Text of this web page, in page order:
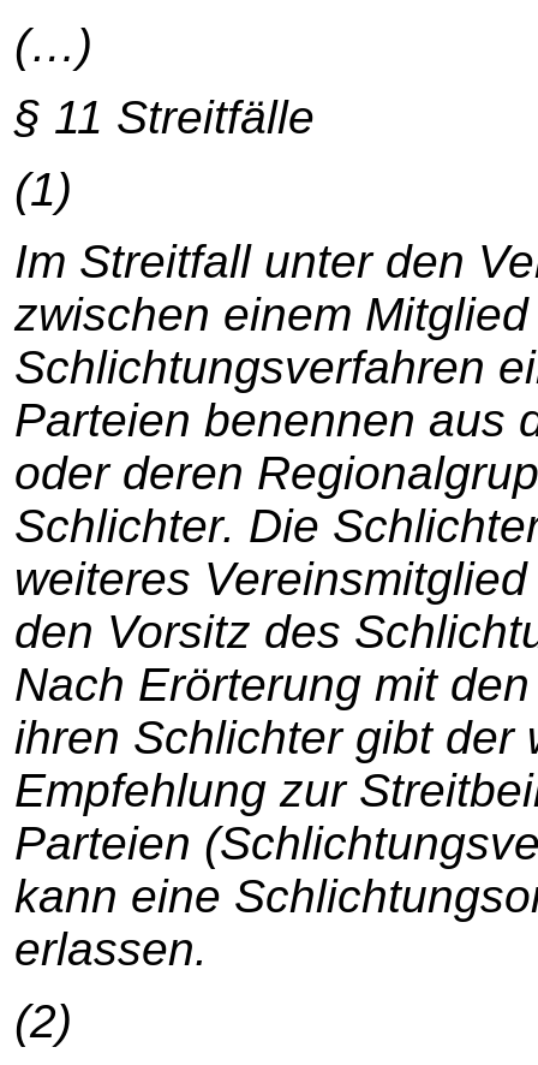
(…)
§ 11 Streitfälle
(1)
Im Streitfall unter den
zwischen einem
Schlichtungsverfahren
Parteien benennen aus
oder deren
Schlichter. Die
weiteres
den Vorsitz des
Nach Erörterung mit
ihren Schlichter gibt der
Empfehlung zur
Parteien
kann eine
erlassen.
(2)